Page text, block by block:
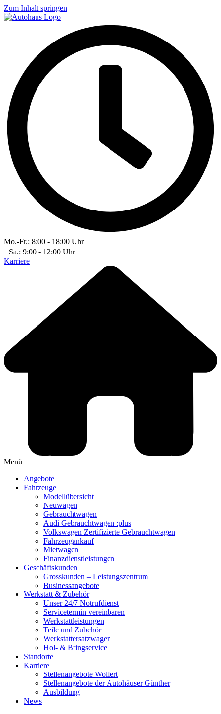
Zum Inhalt springen
Mo.-Fr.: 8:00 - 18:00 Uhr
Sa.: 9:00 - 12:00 Uhr
Karriere
Menü
Angebote
Fahrzeuge
Modellübersicht
Neuwagen
Gebrauchtwagen
Audi Gebrauchtwagen :plus
Volkswagen Zertifizierte Gebrauchtwagen
Fahrzeugankauf
Mietwagen
Finanzdienstleistungen
Geschäftskunden
Grosskunden – Leistungszentrum
Businessangebote
Werkstatt & Zubehör
Unser 24/7 Notrufdienst
Servicetermin vereinbaren
Werkstattleistungen
Teile und Zubehör
Werkstattersatzwagen
Hol- & Bringservice
Standorte
Karriere
Stellenangebote Wolfert
Stellenangebote der Autohäuser Günther
Ausbildung
News